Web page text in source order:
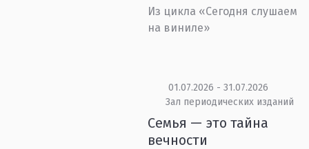
Из цикла «Сегодня слушаем
на виниле»
01.07.2026 - 31.07.2026
Зал периодических изданий
Семья — это тайна
вечности